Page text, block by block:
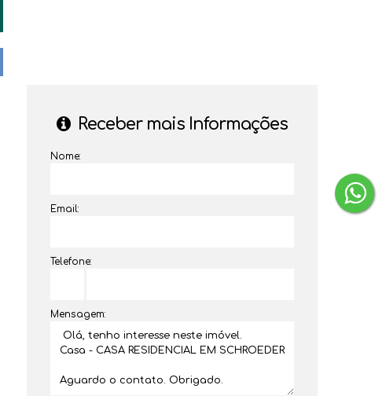
Receber mais Informações
Nome:
Email:
Telefone:
Mensagem: